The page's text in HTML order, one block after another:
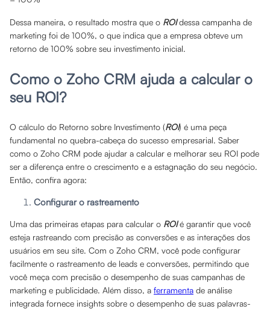
Dessa maneira, o resultado mostra que o ROIdessa campanha de
marketing foi de 100%, o que indica que a empresa obteve um
retorno de 100% sobre seu investimento inicial.
Como o Zoho CRM ajuda a calcular o
seu ROI?
O cálculo do Retorno sobre Investimento (ROI) é uma peça
fundamental no quebra-cabeça do sucesso empresarial. Saber
como o Zoho CRM pode ajudar a calcular e melhorar seu ROI pode
ser a diferença entre o crescimento e a estagnação do seu negócio.
Então, confira agora:
Configurar o rastreamento
Uma das primeiras etapas para calcular o ROIé garantir que você
esteja rastreando com precisão as conversões e as interações dos
usuários em seu site. Com o Zoho CRM, você pode configurar
facilmente o rastreamento de leads e conversões, permitindo que
você meça com precisão o desempenho de suas campanhas de
marketing e publicidade. Além disso, a ferramenta de análise
integrada fornece insights sobre o desempenho de suas palavras-